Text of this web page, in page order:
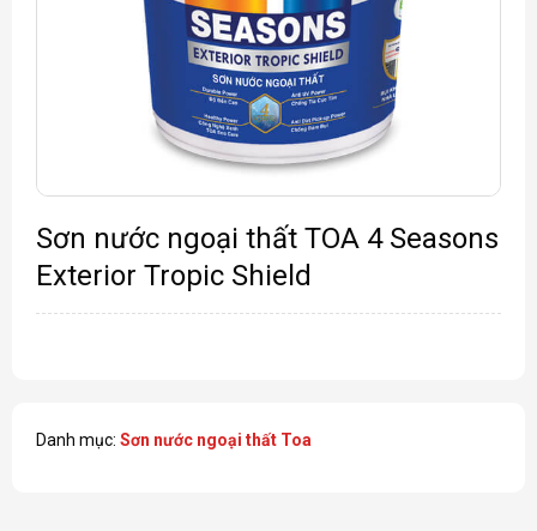
Sơn nước ngoại thất TOA 4 Seasons
Exterior Tropic Shield
Danh mục: Sơn nước ngoại thất Toa